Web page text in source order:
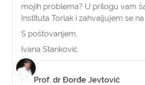
mojih problema? U prilogu vam
Instituta Torlak i zahvaljujem se
S poštovanjem,
Ivana Stanković
Prof. dr Đorđe Jevtović